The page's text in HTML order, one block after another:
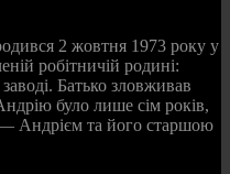
2 жовтня 1973 року у
робітничій родині:
Батько зловживав
було лише сім років,
Андрієм та його старшою